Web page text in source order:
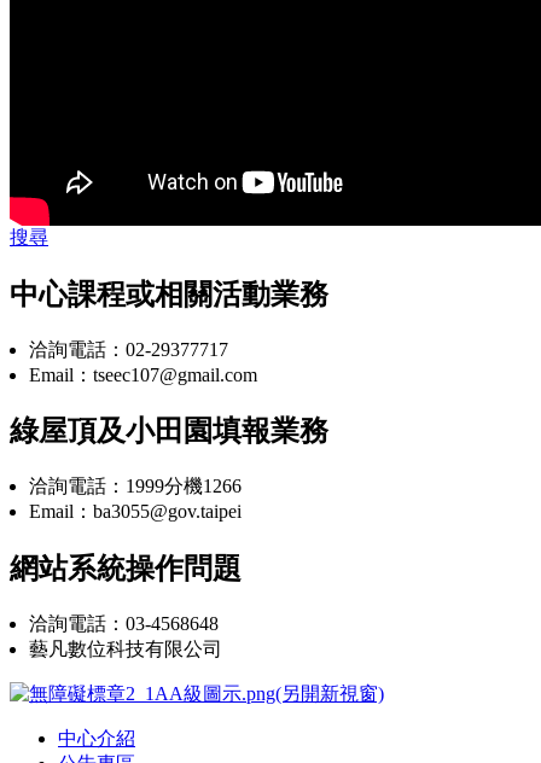
搜尋
中心課程或相關活動業務
洽詢電話：02-29377717
Email：tseec107@gmail.com
綠屋頂及小田園填報業務
洽詢電話：1999分機1266
Email：ba3055@gov.taipei
網站系統操作問題
洽詢電話：03-4568648
藝凡數位科技有限公司
中心介紹